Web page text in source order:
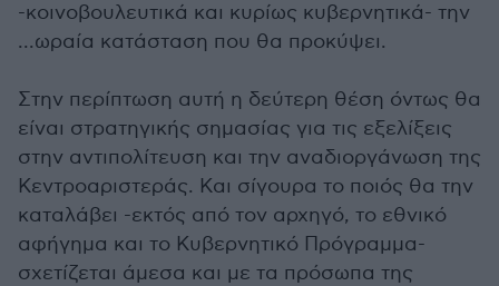
-κοινοβουλευτικά και κυρίως κυβερνητικά- την
...ωραία κατάσταση που θα προκύψει.
Στην περίπτωση αυτή η δεύτερη θέση όντως θα
είναι στρατηγικής σημασίας για τις εξελίξεις
στην αντιπολίτευση και την αναδιοργάνωση της
Κεντροαριστεράς. Και σίγουρα το ποιός θα την
καταλάβει -εκτός από τον αρχηγό, το εθνικό
αφήγημα και το Κυβερνητικό Πρόγραμμα-
σχετίζεται άμεσα και με τα πρόσωπα της